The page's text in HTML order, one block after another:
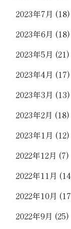
2023年7月 (18)
2023年6月 (18)
2023年5月 (21)
2023年4月 (17)
2023年3月 (13)
2023年2月 (18)
2023年1月 (12)
2022年12月 (7)
2022年11月
2022年10月
2022年9月 (25)